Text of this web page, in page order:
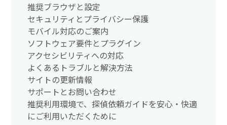
推奨ブラウザと設定
セキュリティとプライバシー保護
モバイル対応のご案内
ソフトウェア要件とプラグイン
アクセシビリティへの対応
よくあるトラブルと解決方法
サイトの更新情報
サポートとお問い合わせ
推奨利用環境で、探偵依頼ガイドを安心・快適
にご利用いただくために